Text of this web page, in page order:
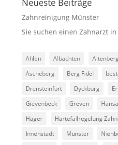
Neueste Beiträge
Zahnreinigung Münster
Sie suchen einen Zahnarzt
Ahlen Albachten
Ascheberg
Berg Fidel
Drensteinfurt
Dyckburg
Gievenbeck
Greven
Häger
Härtefallregelung
Innenstadt
Münster